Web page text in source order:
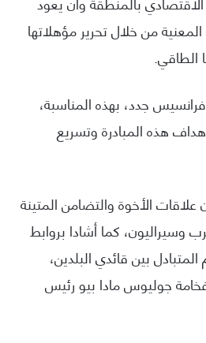
من خلال تحرير مؤهلاتها
الطاقي.
جدد، بهذه المناسبة،
هذه المبادرة وتسريع
علاقات الأخوة والتضامن المتينة
وسيراليون، كما أشادا بروابط
المتبادل بين قائدي البلدين،
جوليوس مادا بيو رئيس